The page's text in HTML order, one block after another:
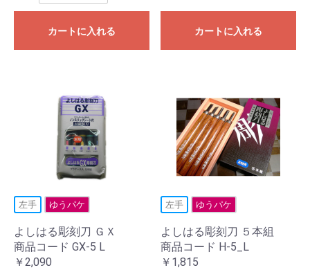
カートに入れる カートに入れる
左手 ゆうパケ
よしはる彫刻刀 ＧＸ
商品コード GX-5 L
￥2,090
左手 ゆうパケ
よしはる彫刻刀 ５本組
商品コード H-5_L
￥1,815